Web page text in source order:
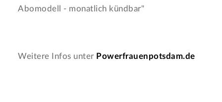
Abomodell - monatlich kündbar"
Weitere Infos unter Powerfrauenpotsdam.de